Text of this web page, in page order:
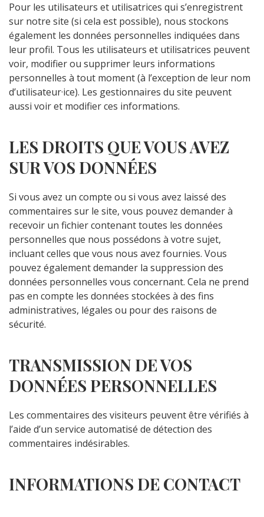
Pour les utilisateurs et utilisatrices qui s’enregistrent
sur notre site (si cela est possible), nous stockons
également les données personnelles indiquées dans
leur profil. Tous les utilisateurs et utilisatrices peuvent
voir, modifier ou supprimer leurs informations
personnelles à tout moment (à l’exception de leur nom
d’utilisateur·ice). Les gestionnaires du site peuvent
aussi voir et modifier ces informations.
LES DROITS QUE VOUS AVEZ
SUR VOS DONNÉES
Si vous avez un compte ou si vous avez laissé des
commentaires sur le site, vous pouvez demander à
recevoir un fichier contenant toutes les données
personnelles que nous possédons à votre sujet,
incluant celles que vous nous avez fournies. Vous
pouvez également demander la suppression des
données personnelles vous concernant. Cela ne prend
pas en compte les données stockées à des fins
administratives, légales ou pour des raisons de
sécurité.
TRANSMISSION DE VOS
DONNÉES PERSONNELLES
Les commentaires des visiteurs peuvent être vérifiés à
l’aide d’un service automatisé de détection des
commentaires indésirables.
INFORMATIONS DE CONTACT